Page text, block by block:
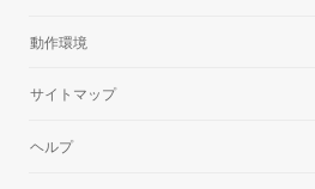
動作環境
サイトマップ
ヘルプ